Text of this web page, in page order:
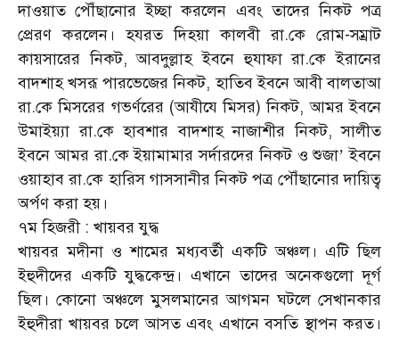
দাওয়াত পৌঁছানোর ইচ্ছা করলেন এবং তাদের নিকট পত্র
প্রেরণ করলেন। হযরত দিহয়া কালবী রা.কে রোম-সম্রাট
কায়সারের নিকট, আবদুল্লাহ ইবনে হুযাফা রা.কে ইরানের
বাদশাহ খসরূ পারভেজের নিকট, হাতিব ইবনে আবী বালতাআ
রা.কে মিসরের গভর্ণরের (আযীযে মিসর) নিকট, আমর ইবনে
উমাইয়্যা রা.কে হাবশার বাদশাহ নাজাশীর নিকট, সালীত
ইবনে আমর রা.কে ইয়ামামার সর্দারদের নিকট ও শুজা’ ইবনে
ওয়াহাব রা.কে হারিস গাসসানীর নিকট পত্র পৌঁছানোর দায়িত্ব
অর্পণ করা হয়।
৭ম হিজরী : খায়বর যুদ্ধ
খায়বর মদীনা ও শামের মধ্যবর্তী একটি অঞ্চল। এটি ছিল
ইহুদীদের একটি যুদ্ধকেন্দ্র। এখানে তাদের অনেকগুলো দূর্গ
ছিল। কোনো অঞ্চলে মুসলমানের আগমন ঘটলে সেখানকার
ইহুদীরা খায়বর চলে আসত এবং এখানে বসতি স্থাপন করত।